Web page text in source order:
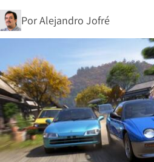
PorAlejandro Jofré